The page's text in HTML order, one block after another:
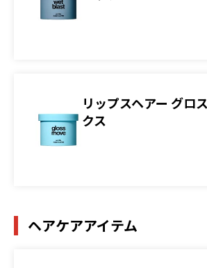
リップスヘアー グロ
クス
ヘアケアアイテム